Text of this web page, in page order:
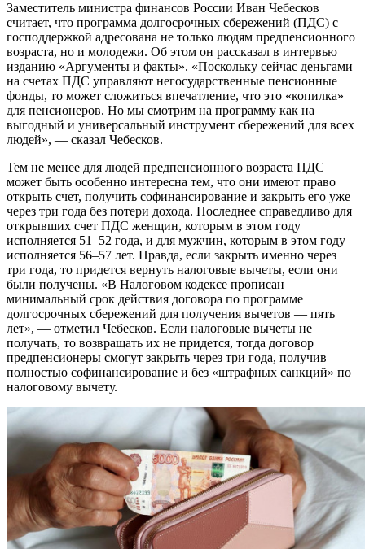
Заместитель министра финансов России Иван Чебесков
считает, что программа долгосрочных сбережений (ПДС) с
господдержкой адресована не только людям предпенсионного
возраста, но и молодежи. Об этом он рассказал в интервью
изданию «Аргументы и факты». «Поскольку сейчас деньгами
на счетах ПДС управляют негосударственные пенсионные
фонды, то может сложиться впечатление, что это «копилка»
для пенсионеров. Но мы смотрим на программу как на
выгодный и универсальный инструмент сбережений для всех
людей», — сказал Чебесков.
Тем не менее для людей предпенсионного возраста ПДС
может быть особенно интересна тем, что они имеют право
открыть счет, получить софинансирование и закрыть его уже
через три года без потери дохода. Последнее справедливо для
открывших счет ПДС женщин, которым в этом году
исполняется 51–52 года, и для мужчин, которым в этом году
исполняется 56–57 лет. Правда, если закрыть именно через
три года, то придется вернуть налоговые вычеты, если они
были получены. «В Налоговом кодексе прописан
минимальный срок действия договора по программе
долгосрочных сбережений для получения вычетов — пять
лет», — отметил Чебесков. Если налоговые вычеты не
получать, то возвращать их не придется, тогда договор
предпенсионеры смогут закрыть через три года, получив
полностью софинансирование и без «штрафных санкций» по
налоговому вычету.